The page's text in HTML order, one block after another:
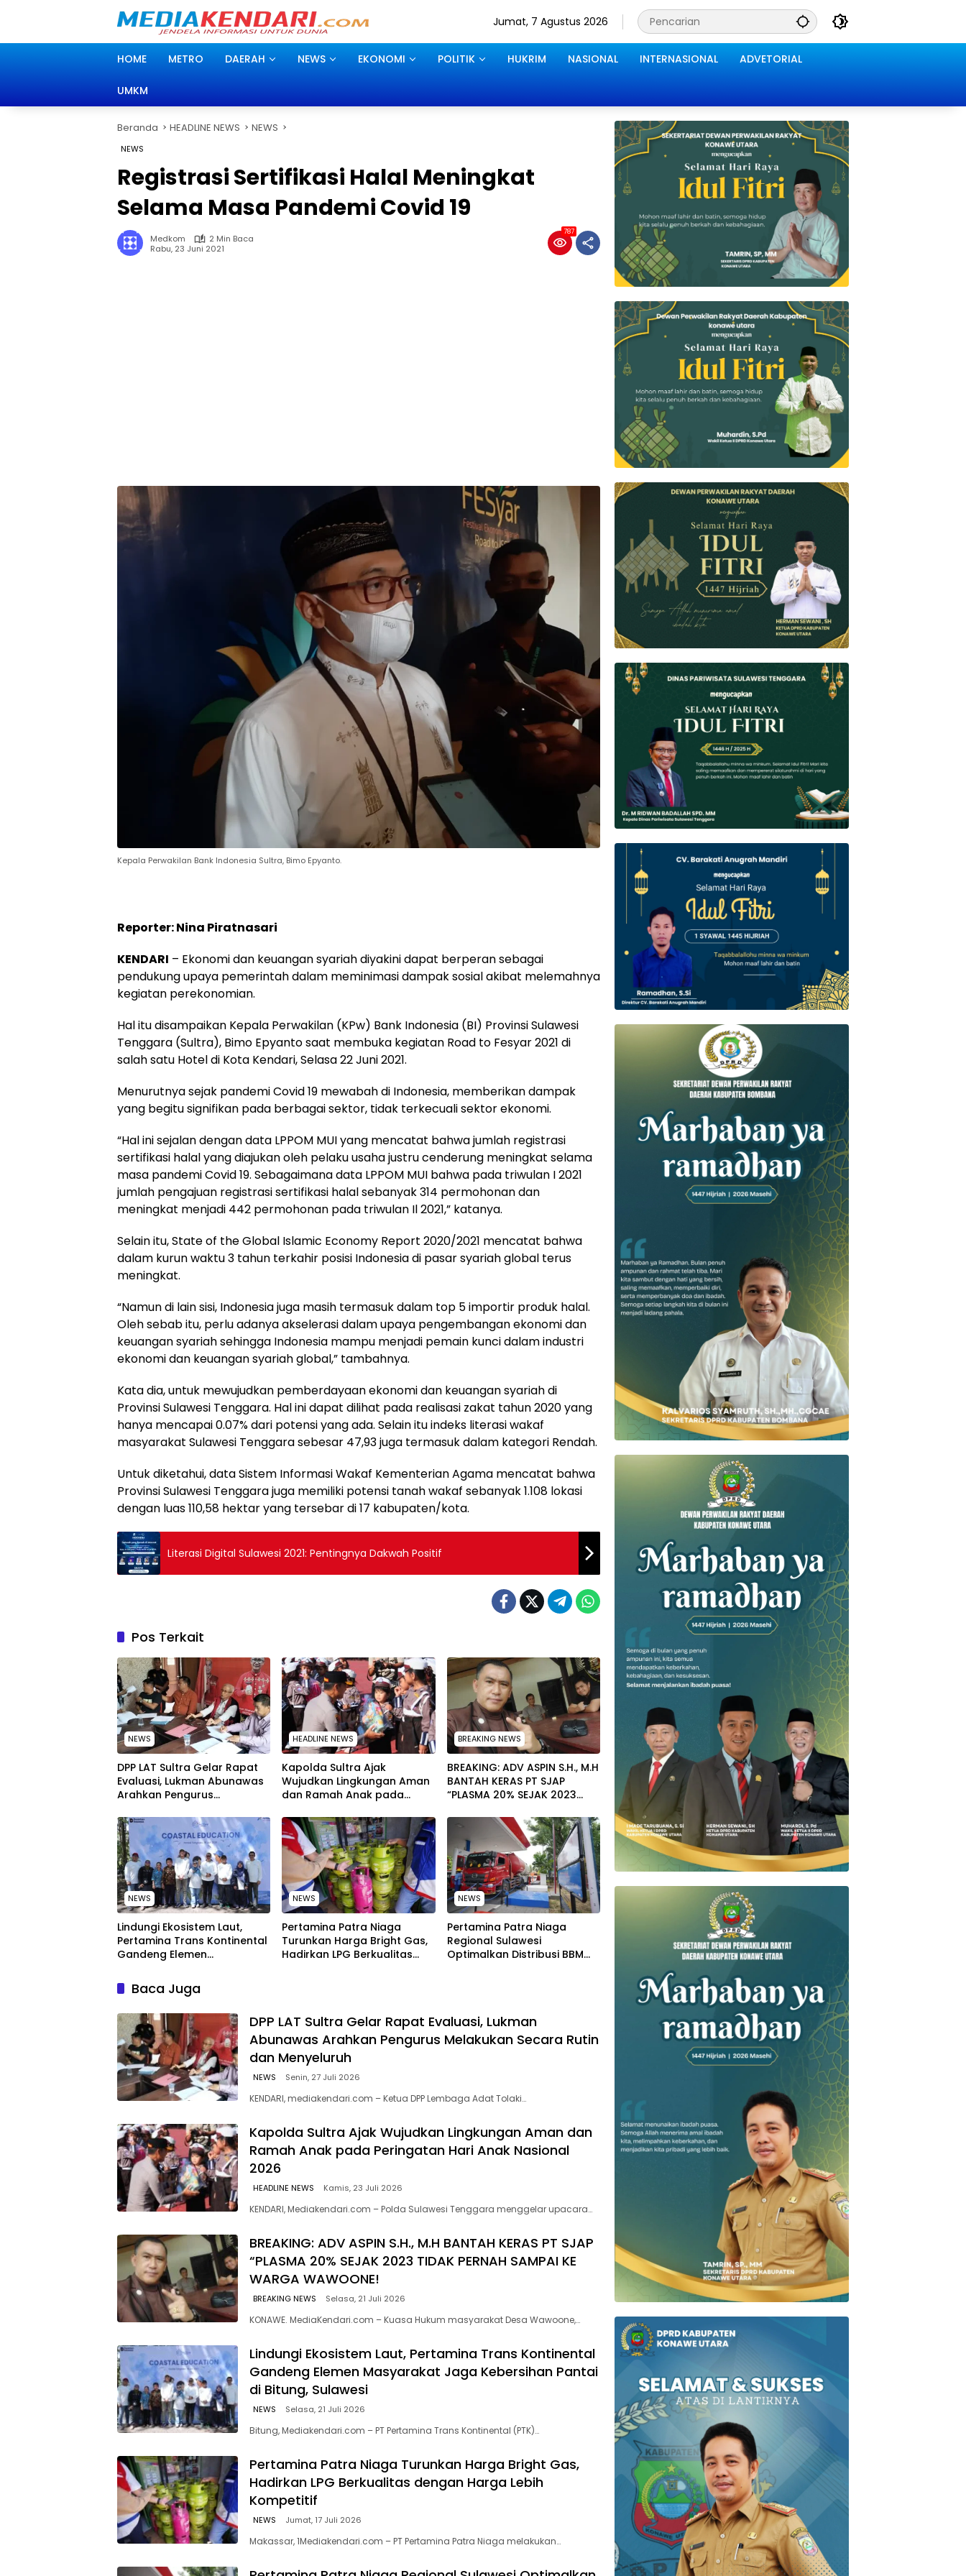
Jumat, 7 Agustus 2026
HOME METRO DAERAH NEWS EKONOMI POLITIK HUKRIM NASIONAL INTERNASIONAL ADVETORIAL
UMKM
Beranda HEADLINE NEWS NEWS
NEWS
Registrasi Sertifikasi Halal Meningkat
Selama Masa Pandemi Covid 19
Medkom
2 Min Baca
Rabu, 23 Juni 2021
787
Kepala Perwakilan Bank Indonesia Sultra, Bimo Epyanto.
Reporter: Nina Piratnasari
KENDARI – Ekonomi dan keuangan syariah diyakini dapat berperan sebagai
pendukung upaya pemerintah dalam meminimasi dampak sosial akibat melemahnya
kegiatan perekonomian.
Hal itu disampaikan Kepala Perwakilan (KPw) Bank Indonesia (BI) Provinsi Sulawesi
Tenggara (Sultra), Bimo Epyanto saat membuka kegiatan Road to Fesyar 2021 di
salah satu Hotel di Kota Kendari, Selasa 22 Juni 2021.
Menurutnya sejak pandemi Covid 19 mewabah di Indonesia, memberikan dampak
yang begitu signifikan pada berbagai sektor, tidak terkecuali sektor ekonomi.
“Hal ini sejalan dengan data LPPOM MUI yang mencatat bahwa jumlah registrasi
sertifikasi halal yang diajukan oleh pelaku usaha justru cenderung meningkat selama
masa pandemi Covid 19. Sebagaimana data LPPOM MUI bahwa pada triwulan I 2021
jumlah pengajuan registrasi sertifikasi halal sebanyak 314 permohonan dan
meningkat menjadi 442 permohonan pada triwulan Il 2021,” katanya.
Selain itu, State of the Global Islamic Economy Report 2020/2021 mencatat bahwa
dalam kurun waktu 3 tahun terkahir posisi Indonesia di pasar syariah global terus
meningkat.
“Namun di lain sisi, Indonesia juga masih termasuk dalam top 5 importir produk halal.
Oleh sebab itu, perlu adanya akselerasi dalam upaya pengembangan ekonomi dan
keuangan syariah sehingga Indonesia mampu menjadi pemain kunci dalam industri
ekonomi dan keuangan syariah global,” tambahnya.
Kata dia, untuk mewujudkan pemberdayaan ekonomi dan keuangan syariah di
Provinsi Sulawesi Tenggara. Hal ini dapat dilihat pada realisasi zakat tahun 2020 yang
hanya mencapai 0.07% dari potensi yang ada. Selain itu indeks literasi wakaf
masyarakat Sulawesi Tenggara sebesar 47,93 juga termasuk dalam kategori Rendah.
Untuk diketahui, data Sistem Informasi Wakaf Kementerian Agama mencatat bahwa
Provinsi Sulawesi Tenggara juga memiliki potensi tanah wakaf sebanyak 1.108 lokasi
dengan luas 110,58 hektar yang tersebar di 17 kabupaten/kota.
Literasi Digital Sulawesi 2021: Pentingnya Dakwah Positif
Pos Terkait
NEWS
‎DPP LAT Sultra Gelar Rapat
Evaluasi, Lukman Abunawas
Arahkan Pengurus
Menyeluruh
HEADLINE NEWS
Kapolda Sultra Ajak
Wujudkan Lingkungan Aman
dan Ramah Anak pada
Nasional 2026
BREAKING NEWS
BREAKING: ADV ASPIN S.H., M.H
BANTAH KERAS PT SJAP
“PLASMA 20% SEJAK 2023
WARGA WAWOONE!
NEWS
Lindungi Ekosistem Laut,
Pertamina Trans Kontinental
Gandeng Elemen
Kebersihan Pantai di Bitung,
Sulawesi
NEWS
Pertamina Patra Niaga
Turunkan Harga Bright Gas,
Hadirkan LPG Berkualitas
NEWS
Pertamina Patra Niaga
Regional Sulawesi
Optimalkan Distribusi BBM
Baca Juga
‎DPP LAT Sultra Gelar Rapat Evaluasi, Lukman
Abunawas Arahkan Pengurus Melakukan Secara Rutin
dan Menyeluruh
NEWS Senin, 27 Juli 2026
KENDARI, mediakendari.com – Ketua DPP Lembaga Adat Tolaki…
Kapolda Sultra Ajak Wujudkan Lingkungan Aman dan
Ramah Anak pada Peringatan Hari Anak Nasional
2026
HEADLINE NEWS Kamis, 23 Juli 2026
KENDARI, Mediakendari.com – Polda Sulawesi Tenggara menggelar upacara…
BREAKING: ADV ASPIN S.H., M.H BANTAH KERAS PT SJAP
“PLASMA 20% SEJAK 2023 TIDAK PERNAH SAMPAI KE
WARGA WAWOONE!
BREAKING NEWS Selasa, 21 Juli 2026
KONAWE. MediaKendari.com – Kuasa Hukum masyarakat Desa Wawoone,…
Lindungi Ekosistem Laut, Pertamina Trans Kontinental
Gandeng Elemen Masyarakat Jaga Kebersihan Pantai
di Bitung, Sulawesi
NEWS Selasa, 21 Juli 2026
Bitung, Mediakendari.com – PT Pertamina Trans Kontinental (PTK)…
Pertamina Patra Niaga Turunkan Harga Bright Gas,
Hadirkan LPG Berkualitas dengan Harga Lebih
Kompetitif
NEWS Jumat, 17 Juli 2026
Makassar, 1Mediakendari.com – PT Pertamina Patra Niaga melakukan…